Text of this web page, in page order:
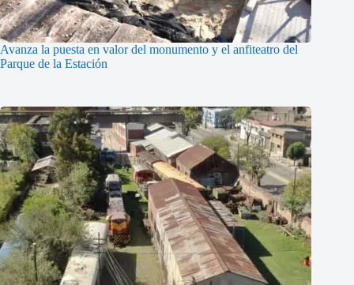
Avanza la puesta en valor del monumento y el anfiteatro del
Parque de la Estación